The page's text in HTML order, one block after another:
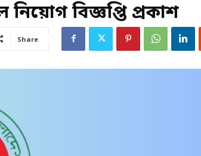
নিয়োগ বিজ্ঞপ্তি প্রকাশ
Share